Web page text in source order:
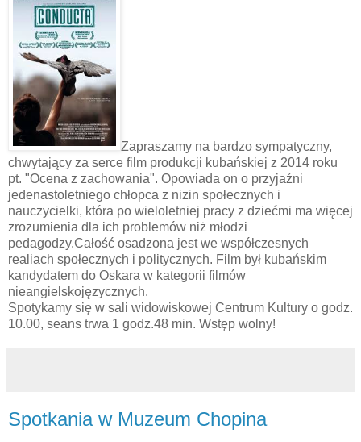
Zapraszamy na bardzo sympatyczny,
chwytający za serce film produkcji kubańskiej z 2014 roku
pt. "Ocena z zachowania". Opowiada on o przyjaźni
jedenastoletniego chłopca z nizin społecznych i
nauczycielki, która po wieloletniej pracy z dziećmi ma więcej
zrozumienia dla ich problemów niż młodzi
pedagodzy.Całość osadzona jest we współczesnych
realiach społecznych i politycznych. Film był kubańskim
kandydatem do Oskara w kategorii filmów
nieangielskojęzycznych.
Spotykamy się w sali widowiskowej Centrum Kultury o godz.
10.00, seans trwa 1 godz.48 min. Wstęp wolny!
Spotkania w Muzeum Chopina